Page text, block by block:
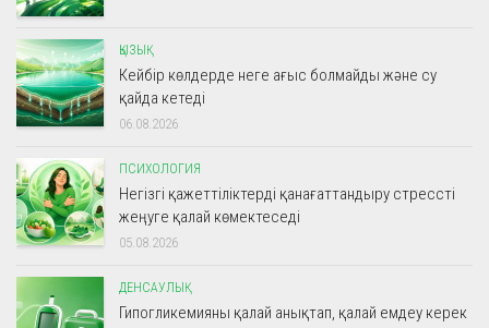
ҚЫЗЫҚ
Кейбір көлдерде неге ағыс болмайды және су
қайда кетеді
06.08.2026
ПСИХОЛОГИЯ
Негізгі қажеттіліктерді қанағаттандыру стрессті
жеңуге қалай көмектеседі
05.08.2026
ДЕНСАУЛЫҚ
Гипогликемияны қалай анықтап, қалай емдеу керек